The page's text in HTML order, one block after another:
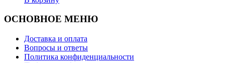
ОСНОВНОЕ МЕНЮ
Доставка и оплата
Вопросы и ответы
Политика конфиденциальности